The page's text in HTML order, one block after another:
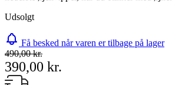
Udsolgt
Få besked når varen er tilbage på lager
490,00 kr.
390,00 kr.